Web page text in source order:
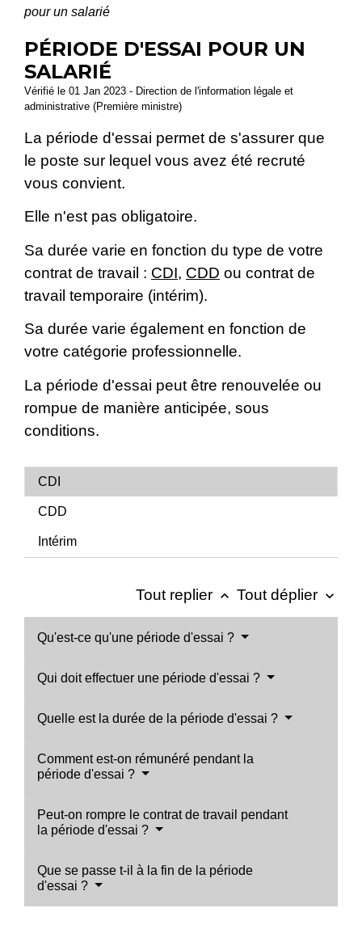
pour un salarié
PÉRIODE D'ESSAI POUR UN
SALARIÉ
Vérifié le 01 Jan 2023 - Direction de l'information légale et
administrative (Première ministre)
La période d'essai permet de s'assurer que
le poste sur lequel vous avez été recruté
vous convient.
Elle n'est pas obligatoire.
Sa durée varie en fonction du type de votre
contrat de travail : CDI, CDD ou contrat de
travail temporaire (intérim).
Sa durée varie également en fonction de
votre catégorie professionnelle.
La période d'essai peut être renouvelée ou
rompue de manière anticipée, sous
conditions.
CDI
CDD
Intérim
Tout replier keyboard_arrow_up Tout déplier keyboard_arrow_down
Qu'est-ce qu'une période d'essai ?
Qui doit effectuer une période d'essai ?
Quelle est la durée de la période d'essai ?
Comment est-on rémunéré pendant la
période d'essai ?
Peut-on rompre le contrat de travail pendant
la période d'essai ?
Que se passe t-il à la fin de la période
d'essai ?